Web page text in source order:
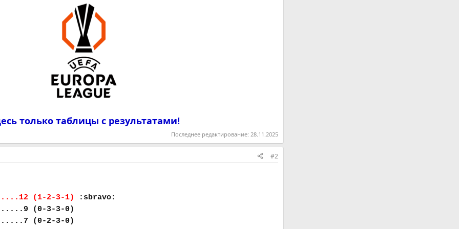
только таблицы с результатами!
Последнее редактирование: 28.11.2025
#2
(1-2-3-1)
:sbravo:
(0-3-3-0)
(0-2-3-0)